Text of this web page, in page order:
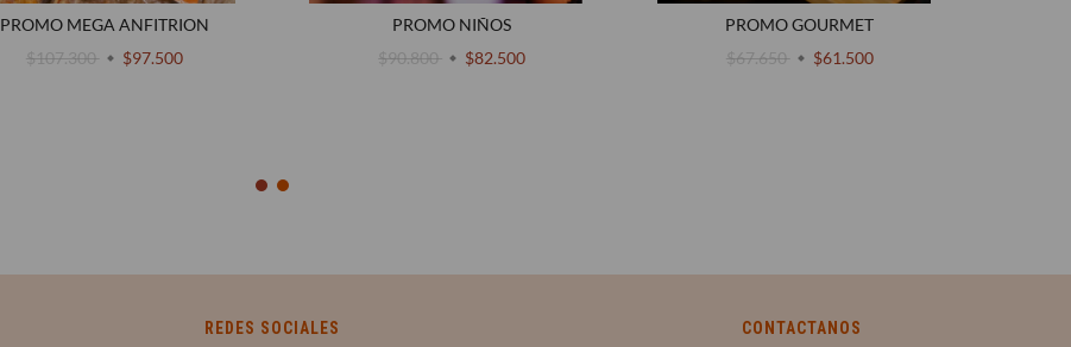
PROMO MEGA ANFITRION
$107.300
$97.500
PROMO NIÑOS
$90.800
$82.500
PROMO GOURMET
$67.650
$61.500
REDES SOCIALES CONTACTANOS